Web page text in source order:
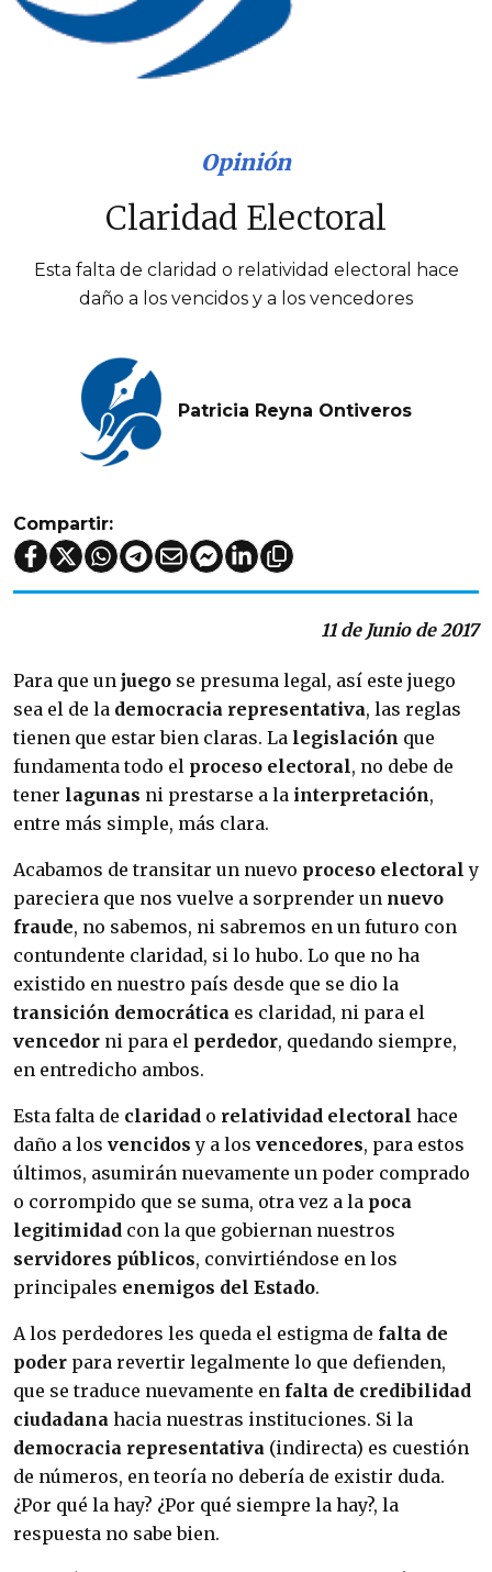
Opinión
Claridad Electoral
Esta falta de claridad o relatividad electoral hace
daño a los vencidos y a los vencedores
Patricia Reyna Ontiveros
Compartir:
11 de Junio de 2017
Para que un juego se presuma legal, así este juego
sea el de la democracia representativa, las reglas
tienen que estar bien claras. La legislación que
fundamenta todo el proceso electoral, no debe de
tener lagunas ni prestarse a la interpretación,
entre más simple, más clara.
Acabamos de transitar un nuevo proceso electoral y
pareciera que nos vuelve a sorprender un nuevo
fraude, no sabemos, ni sabremos en un futuro con
contundente claridad, si lo hubo. Lo que no ha
existido en nuestro país desde que se dio la
transición democrática es claridad, ni para el
vencedor ni para el perdedor, quedando siempre,
en entredicho ambos.
Esta falta de claridad o relatividad electoral hace
daño a los vencidos y a los vencedores, para estos
últimos, asumirán nuevamente un poder comprado
o corrompido que se suma, otra vez a la poca
legitimidad con la que gobiernan nuestros
servidores públicos, convirtiéndose en los
principales enemigos del Estado.
A los perdedores les queda el estigma de falta de
poder para revertir legalmente lo que defienden,
que se traduce nuevamente en falta de credibilidad
ciudadana hacia nuestras instituciones. Si la
democracia representativa (indirecta) es cuestión
de números, en teoría no debería de existir duda.
¿Por qué la hay? ¿Por qué siempre la hay?, la
respuesta no sabe bien.